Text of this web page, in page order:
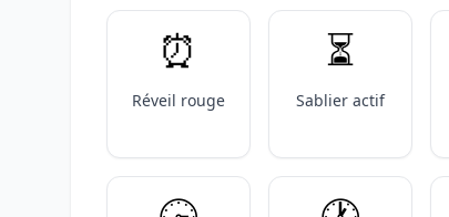
⏰️
Réveil rouge
⏳️
Sablier actif